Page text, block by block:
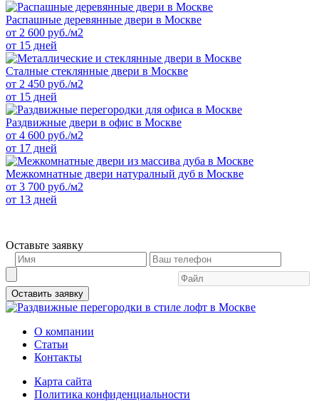
Распашные деревянные двери в Москве
от 2 600 руб./м2
от 15 дней
Сталные стеклянные двери в Москве
от 2 450 руб./м2
от 15 дней
Раздвижные двери в офис в Москве
от 4 600 руб./м2
от 17 дней
Межкомнатные двери натуралный дуб в Москве
от 3 700 руб./м2
от 13 дней
Оставьте заявку
Оставить заявку
О компании
Статьи
Контакты
Карта сайта
Политика конфиденциальности